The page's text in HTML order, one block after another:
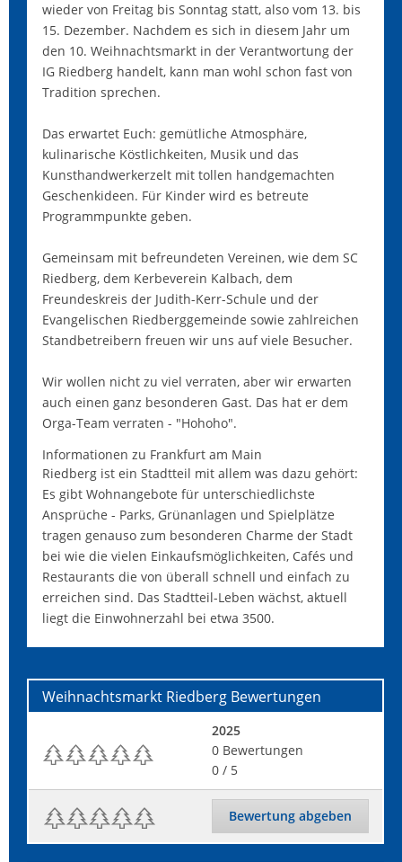
wieder von Freitag bis Sonntag statt, also vom 13. bis
15. Dezember. Nachdem es sich in diesem Jahr um
den 10. Weihnachtsmarkt in der Verantwortung der
IG Riedberg handelt, kann man wohl schon fast von
Tradition sprechen.
Das erwartet Euch: gemütliche Atmosphäre,
kulinarische Köstlichkeiten, Musik und das
Kunsthandwerkerzelt mit tollen handgemachten
Geschenkideen. Für Kinder wird es betreute
Programmpunkte geben.
Gemeinsam mit befreundeten Vereinen, wie dem SC
Riedberg, dem Kerbeverein Kalbach, dem
Freundeskreis der Judith-Kerr-Schule und der
Evangelischen Riedberggemeinde sowie zahlreichen
Standbetreibern freuen wir uns auf viele Besucher.
Wir wollen nicht zu viel verraten, aber wir erwarten
auch einen ganz besonderen Gast. Das hat er dem
Orga-Team verraten - "Hohoho".
Informationen zu Frankfurt am Main
Riedberg ist ein Stadtteil mit allem was dazu gehört:
Es gibt Wohnangebote für unterschiedlichste
Ansprüche - Parks, Grünanlagen und Spielplätze
tragen genauso zum besonderen Charme der Stadt
bei wie die vielen Einkaufsmöglichkeiten, Cafés und
Restaurants die von überall schnell und einfach zu
erreichen sind. Das Stadtteil-Leben wächst, aktuell
liegt die Einwohnerzahl bei etwa 3500.
Weihnachtsmarkt Riedberg Bewertungen
2025
0 Bewertungen
0 / 5
Bewertung abgeben